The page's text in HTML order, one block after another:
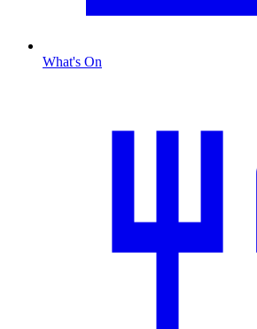
What's On